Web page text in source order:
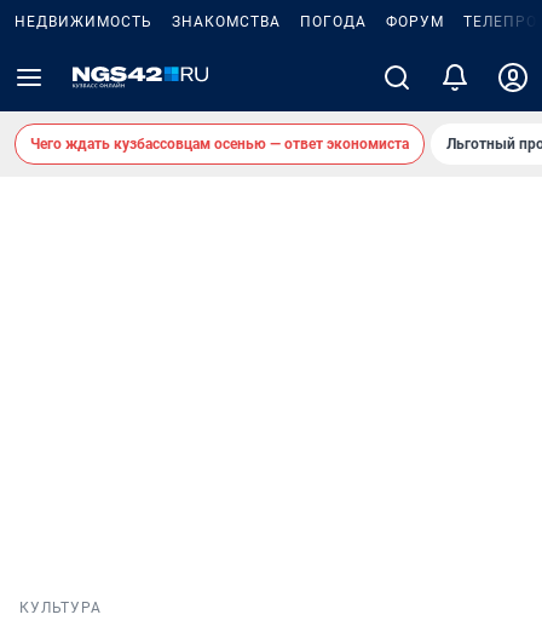
НЕДВИЖИМОСТЬ ЗНАКОМСТВА ПОГОДА ФОРУМ
Чего ждать кузбассовцам осенью — ответ экономиста Льготный
КУЛЬТУРА